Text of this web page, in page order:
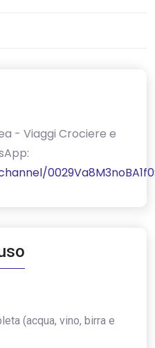
- Viaggi Crociere e
(acqua, vino, birra e